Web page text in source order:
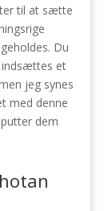
til at sætte
Du
indsættes et
jeg synes
med denne
dem